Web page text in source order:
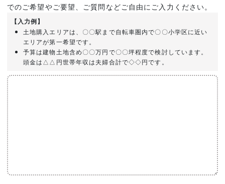
でのご希望やご要望、ご質問などご自由にご入力ください。
【入力例】
土地購入エリアは、〇〇駅まで自転車圏内で〇〇小学区に近い
エリアが第一希望です。
予算は建物土地含め〇〇万円で〇〇坪程度で検討しています。
頭金は△△円世帯年収は夫婦合計で◇◇円です。